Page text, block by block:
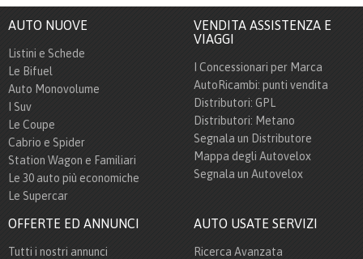
AUTO NUOVE
Listini e Schede
Le Bifuel
Auto Monovolume
I Suv
Le Coupe
Cabrio e Spider
Station Wagon e Familiari
Le 30 auto più economiche
Le Supercar
VENDITA ASSISTENZA E
VIAGGI
I Concessionari per Marca
AutoRicambi: punti vendita
Distributori: GPL
Distributori: Metano
Segnala un Distributore
Mappa degli Autovelox
Segnala un Autovelox
OFFERTE ED ANNUNCI
Tutti i nostri annunci
AUTO USATE SERVIZI
Ricerca Avanzata